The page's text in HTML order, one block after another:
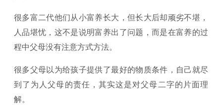
很多富二代他们从小富养长大，但长大后却顽劣不堪，
人品堪忧，这不是说明富养出了问题，而是在富养的过
程中父母没有注意方式方法。
很多父母以为给孩子提供了最好的物质条件，自己就尽
到了为人父母的责任，其实这是对父母二字的片面理
解。